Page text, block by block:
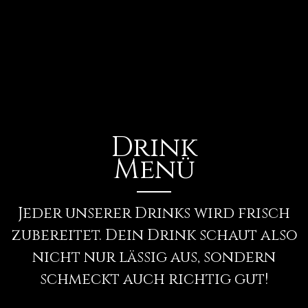
Drink
Menü
Jeder unserer Drinks wird frisch
zubereitet. Dein Drink schaut also
nicht nur lässig aus, sondern
schmeckt auch richtig gut!